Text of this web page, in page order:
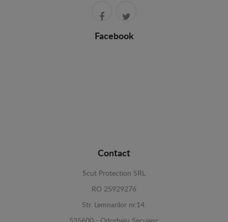
Facebook
Contact
Scut Protection SRL
RO 25929276
Str. Lemnarilor nr.14.